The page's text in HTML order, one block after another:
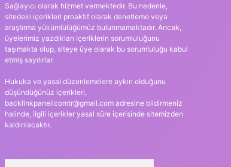
Sağlayıcı olarak hizmet vermektedir. Bu nedenle,
sitedeki içerikleri proaktif olarak denetleme veya
araştırma yükümlülüğümüz bulunmamaktadır. Ancak,
üyelerimiz yazdıkları içeriklerin sorumluluğunu
taşımakta olup, siteye üye olarak bu sorumluluğu kabul
etmiş sayılırlar.
Hukuka ve yasal düzenlemelere aykırı olduğunu
düşündüğünüz içerikleri,
backlinkpanelicomtr@gmail.comadresine bildirmeniz
halinde, ilgili içerikler yasal süre içerisinde sitemizden
kaldırılacaktır.